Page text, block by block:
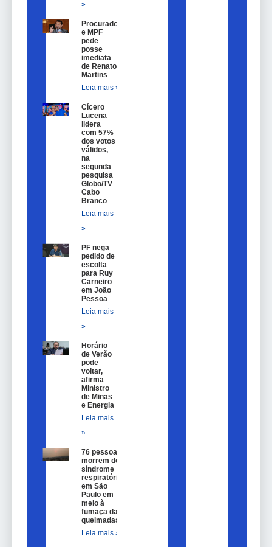
»
Procurador
e MPF
pede
posse
imediata
de Renato
Martins
Leia mais »
Cícero
Lucena
lidera
com 57%
dos votos
válidos,
na
segunda
pesquisa
Globo/TV
Cabo
Branco
Leia mais
»
PF nega
pedido de
escolta
para Ruy
Carneiro
em João
Pessoa
Leia mais
»
Horário
de Verão
pode
voltar,
afirma
Ministro
de Minas
e Energia
Leia mais
»
76 pessoas
morrem de
síndrome
respiratória
em São
Paulo em
meio à
fumaça das
queimadas
Leia mais »